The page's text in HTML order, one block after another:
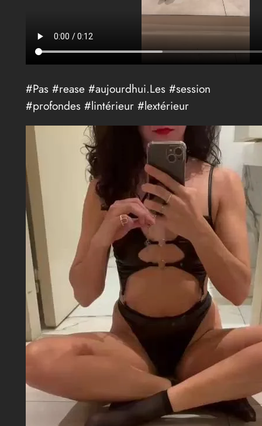
#Pas #rease #aujourdhui.Les #session
#profondes #lintérieur #lextérieur